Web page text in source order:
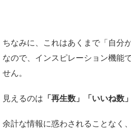
ちなみに、これはあくまで「自分
なので、インスピレーション機能
せん。
見えるのは 「再生数」「いいね数
余計な情報に惑わされることなく